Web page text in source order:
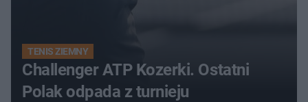
TENIS ZIEMNY
Challenger ATP Kozerki. Ostatni
Polak odpada z turnieju